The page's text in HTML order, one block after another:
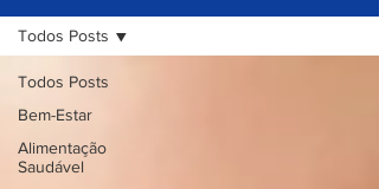
Todos Posts
Bem-Estar
Alimentação
Saudável
Todos Posts